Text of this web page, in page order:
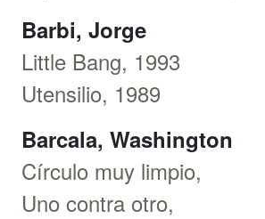
Barbi, Jorge
Little Bang, 1993
Utensilio, 1989
Barcala, Washington
Círculo muy limpio,
Uno contra otro,